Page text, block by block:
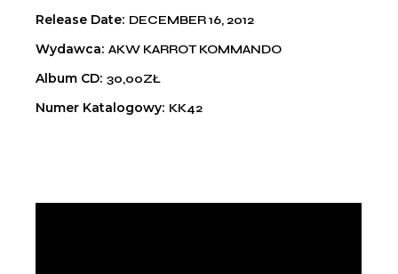
Release Date DECEMBER 16, 2012
Wydawca AKW KARROT KOMMANDO
Album CD 30,00ZŁ
Numer Katalogowy KK42